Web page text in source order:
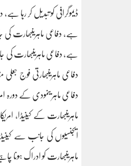
ڈیموگرافی کو تبدیل کر رہا
ہے، دفاعی ماہرینبھارت
ہے، دفاعی ماہرینبھارت
دفاعی ماہرینبھارتی فوج
دفاعی ماہرینمودی کے دورہ
ماہرینبھارت کے کینیڈا،
ایجنسیوں کی جانب سے
ماہرینبھارت کو ادراک ہونا